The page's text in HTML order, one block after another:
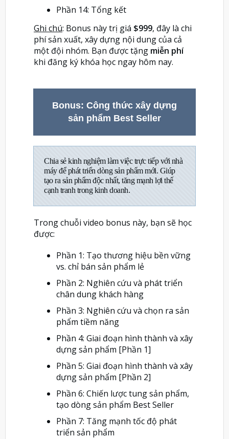
Phần 14: Tổng kết
Ghi chú: Bonus này trị giá $999, đây là chi
phí sản xuất, xây dựng nội dung của cả
một đội nhóm. Bạn được tặng miễn phí
khi đăng ký khóa học ngay hôm nay.
Bonus: Công thức xây dựng
sản phẩm Best Seller
Chia sẻ kinh nghiệm làm việc trực tiếp với nhà
máy để phát triển dòng sản phẩm mới. Giúp
tạo ra sản phẩm độc nhất, tăng mạnh lợi thế
cạnh tranh trong kinh doanh.
Trong chuỗi video bonus này, bạn sẽ học
được:
Phần 1: Tạo thương hiệu bền vững
vs. chỉ bán sản phẩm lẻ
Phần 2: Nghiên cứu và phát triển
chân dung khách hàng
Phần 3: Nghiên cứu và chọn ra sản
phẩm tiềm năng
Phần 4: Giai đoạn hình thành và xây
dựng sản phẩm [Phần 1]
Phần 5: Giai đoạn hình thành và xây
dựng sản phẩm [Phần 2]
Phần 6: Chiến lược tung sản phẩm,
tạo dòng sản phẩm Best Seller
Phần 7: Tăng mạnh tốc độ phát
triển sản phẩm